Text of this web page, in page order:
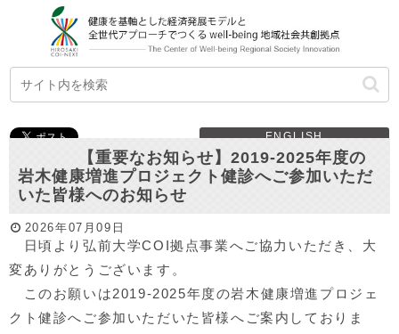
ENGLISH
【重要なお知らせ】2019-2025年度の
岩木健康増進プロジェクト健診へご参加いただ
いた皆様へのお知らせ
2026年07月09日
日頃より弘前大学COI拠点事業へご協力いただき、大
変ありがとうございます。
このお願いは2019-2025年度の岩木健康増進プロジェ
クト健診へご参加いただいた皆様へご案内しておりま